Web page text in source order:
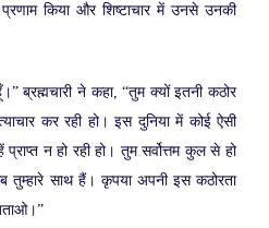
किया और शिष्टाचार में उनसे उनकी
ने कहा, “तुम क्यों इतनी कठोर
कर रही हो। इस दुनिया में कोई ऐसी
न हो रही हो। तुम सर्वोत्तम कुल से हो
तुम्हारे साथ हैं। कृपया अपनी इस कठोरता